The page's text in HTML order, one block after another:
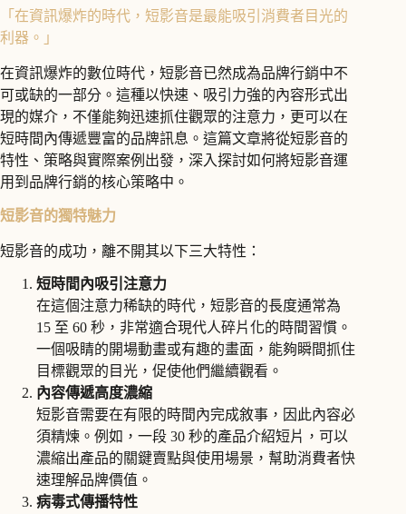
「在資訊爆炸的時代，短影音是最能吸引消費者目光的
利器。」
在資訊爆炸的數位時代，短影音已然成為品牌行銷中不
可或缺的一部分。這種以快速、吸引力強的內容形式出
現的媒介，不僅能夠迅速抓住觀眾的注意力，更可以在
短時間內傳遞豐富的品牌訊息。這篇文章將從短影音的
特性、策略與實際案例出發，深入探討如何將短影音運
用到品牌行銷的核心策略中。
短影音的獨特魅力
短影音的成功，離不開其以下三大特性：
短時間內吸引注意力
在這個注意力稀缺的時代，短影音的長度通常為
15 至 60 秒，非常適合現代人碎片化的時間習慣。
一個吸睛的開場動畫或有趣的畫面，能夠瞬間抓住
目標觀眾的目光，促使他們繼續觀看。
內容傳遞高度濃縮
短影音需要在有限的時間內完成敘事，因此內容必
須精煉。例如，一段 30 秒的產品介紹短片，可以
濃縮出產品的關鍵賣點與使用場景，幫助消費者快
速理解品牌價值。
病毒式傳播特性